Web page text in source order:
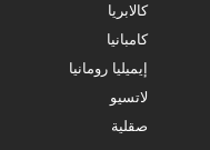
كالابريا
كامبانيا
إيميليا رومانيا
لاتسيو
صقلية